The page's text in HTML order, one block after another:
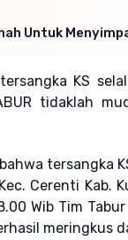
Untuk
KS
tidaklah
tersangka
Cerenti Kab.
Wib Tim
meringkus